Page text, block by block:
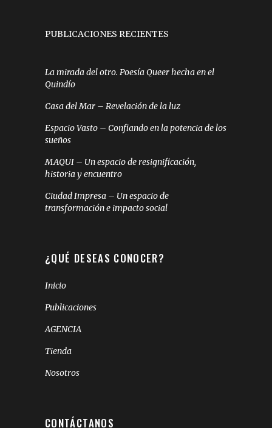
PUBLICACIONES RECIENTES
La mirada del otro. Poesía Queer hecha en el
Quindío
Casa del Mar – Revelación de la luz
Espacio Vasto – Confiando en la potencia de los
sueños
MAQUI – Un espacio de resignificación,
historia y encuentro
Ciudad Impresa – Un espacio de
transformación e impacto social
¿QUÉ DESEAS CONOCER?
Inicio
Publicaciones
AGENCIA
Tienda
Nosotros
CONTÁCTANOS